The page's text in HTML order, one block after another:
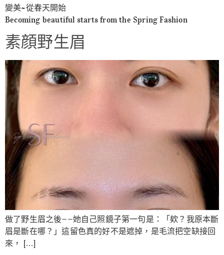
變美~從春天開始
Becoming beautiful starts from the Spring Fashion
素顔野生眉
做了野生眉之後——她自己照鏡子第一句是：「欸？我原本斷
眉是斷在哪？」這留色真的好不是遮掉，是毛流把空缺接回
來， […]